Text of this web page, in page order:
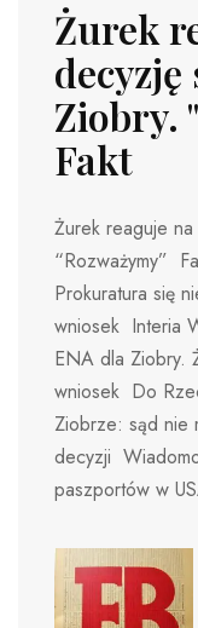
Żurek
Ziobry.
Fakt
Żurek reaguje
“Rozważymy”
Prokuratura się
wniosek Interia
ENA dla Ziobry.
wniosek Do
Ziobrze: sąd nie
decyzji
paszportów w